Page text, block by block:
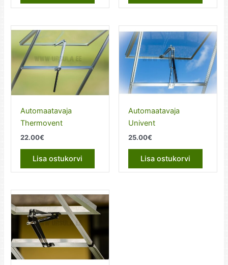
Automaatavaja
Thermovent
22.00€
Lisa ostukorvi
Automaatavaja
Univent
25.00€
Lisa ostukorvi